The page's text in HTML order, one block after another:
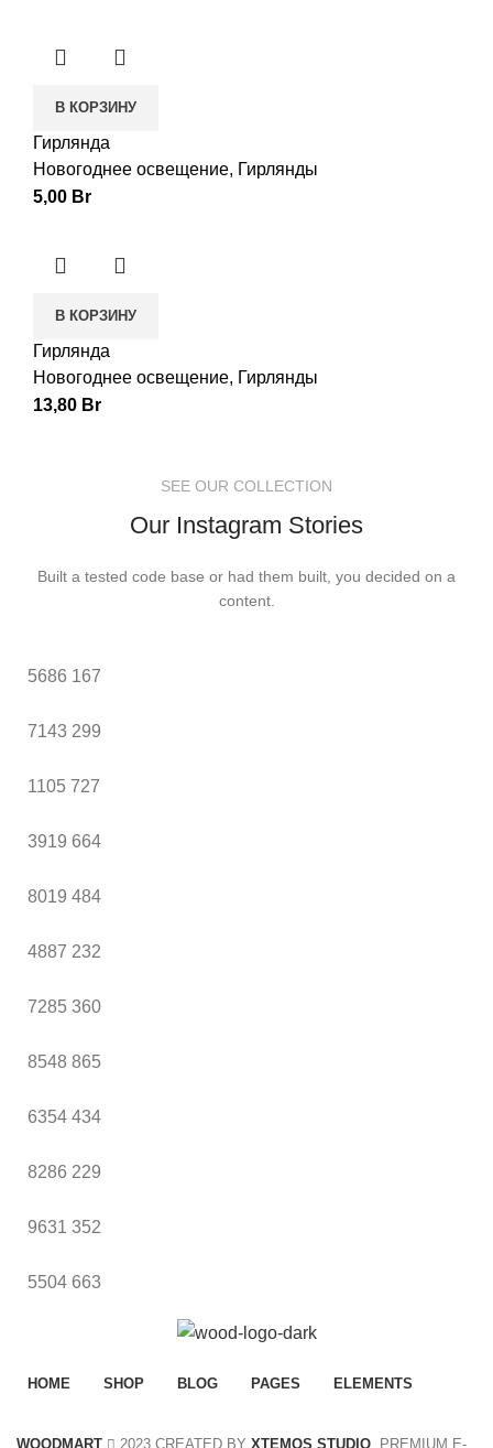
В КОРЗИНУ
Гирлянда
Новогоднее освещение, Гирлянды
5,00 Br
В КОРЗИНУ
Гирлянда
Новогоднее освещение, Гирлянды
13,80 Br
SEE OUR COLLECTION
Our Instagram Stories
Built a tested code base or had them built, you decided on a
content.
5686 167
7143 299
1105 727
3919 664
8019 484
4887 232
7285 360
8548 865
6354 434
8286 229
9631 352
5504 663
HOME SHOP BLOG PAGES ELEMENTS
WOODMART 2023 CREATED BY XTEMOS STUDIO . PREMIUM E-